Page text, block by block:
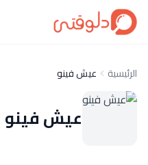
الرئيسية عيش فينو
عيش فينو